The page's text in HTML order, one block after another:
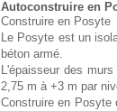
Autoconstruire en
Construire en Posyte
Le Posyte est un
béton armé.
L'épaisseur des
2,75 m à +3 m par
Construire en Posyte